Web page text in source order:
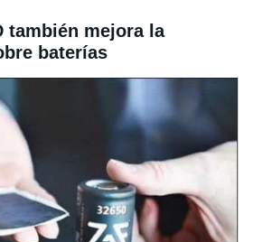
también mejora la
baterías